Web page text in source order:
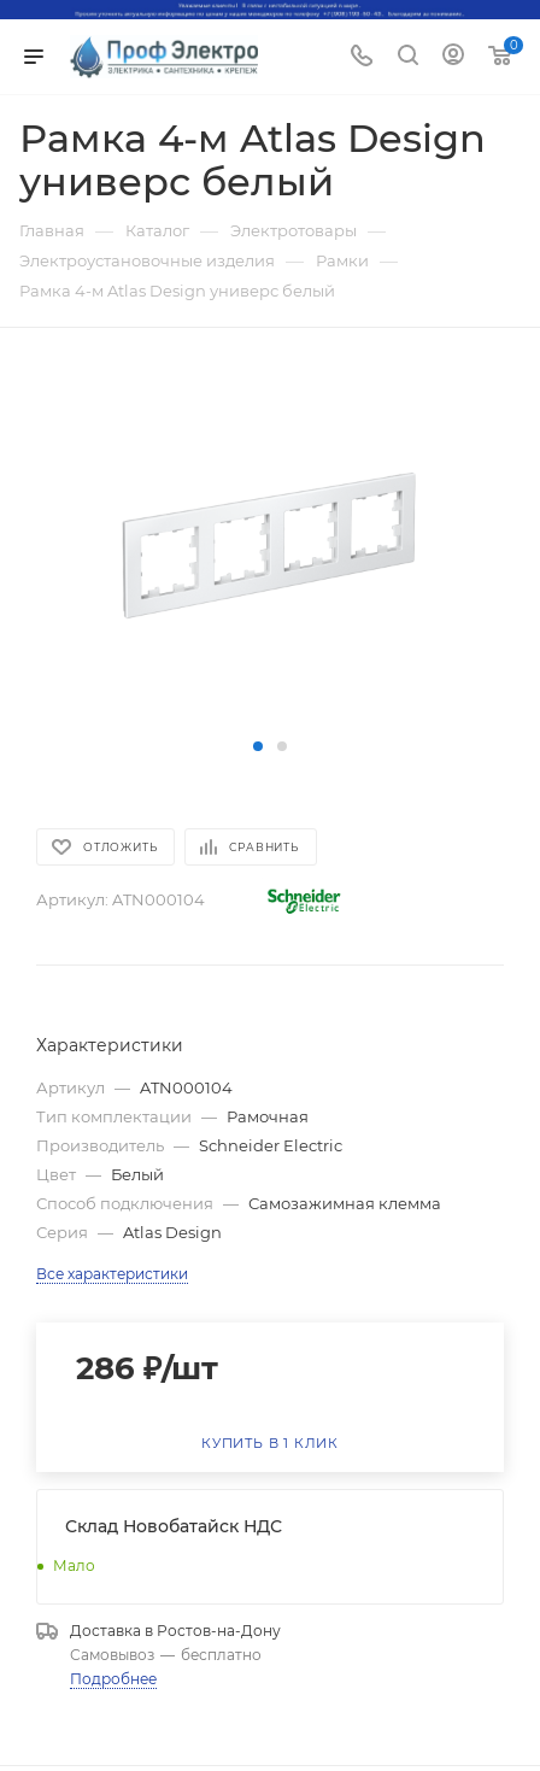
0
Рамка 4-м Atlas Design
универс белый
Главная — Каталог — Электротовары —
Электроустановочные изделия — Рамки —
Рамка 4-м Atlas Design универс белый
ОТЛОЖИТЬ СРАВНИТЬ
Артикул: ATN000104
Характеристики
Артикул — ATN000104
Тип комплектации — Рамочная
Производитель — Schneider Electric
Цвет — Белый
Способ подключения — Самозажимная клемма
Серия — Atlas Design
Все характеристики
286 ₽/шт
КУПИТЬ В 1 КЛИК
Склад Новобатайск НДС
Мало
Доставка в Ростов-на-Дону
Самовывоз — бесплатно
Подробнее